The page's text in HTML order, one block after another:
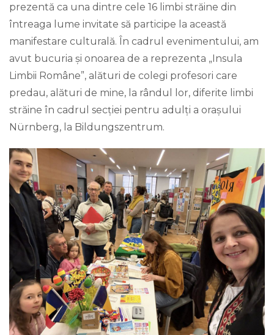
prezentă ca una dintre cele 16 limbi străine din
întreaga lume invitate să participe la această
manifestare culturală. În cadrul evenimentului, am
avut bucuria și onoarea de a reprezenta „Insula
Limbii Române”, alături de colegi profesori care
predau, alături de mine, la rândul lor, diferite limbi
străine în cadrul secției pentru adulți a orașului
Nürnberg, la Bildungszentrum.